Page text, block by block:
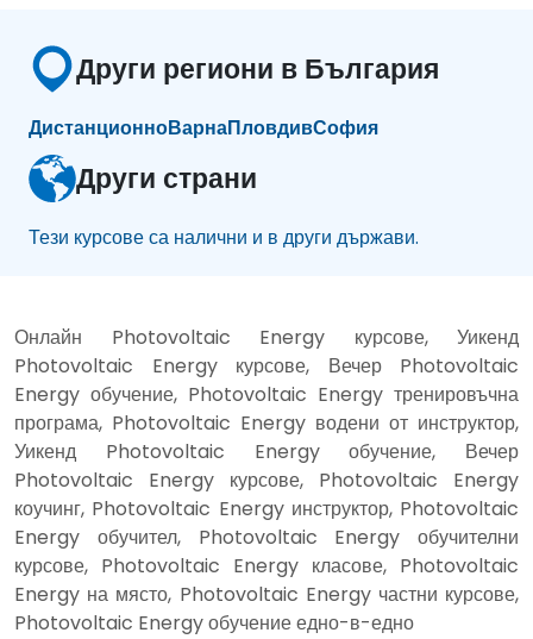
Други региони в България
ДистанционноВарнаПловдивСофия
Други страни
Тези курсове са налични и в други държави.
Онлайн Photovoltaic Energy курсове, Уикенд
Photovoltaic Energy курсове, Вечер Photovoltaic
Energy обучение, Photovoltaic Energy тренировъчна
програма, Photovoltaic Energy водени от инструктор,
Уикенд Photovoltaic Energy обучение, Вечер
Photovoltaic Energy курсове, Photovoltaic Energy
коучинг, Photovoltaic Energy инструктор, Photovoltaic
Energy обучител, Photovoltaic Energy обучителни
курсове, Photovoltaic Energy класове, Photovoltaic
Energy на място, Photovoltaic Energy частни курсове,
Photovoltaic Energy обучение едно-в-едно